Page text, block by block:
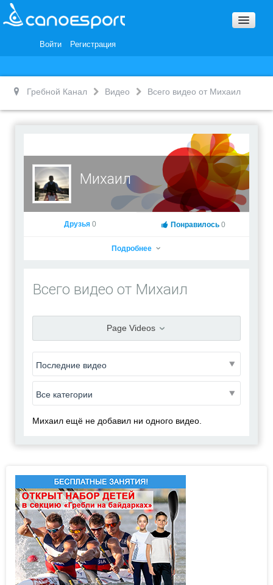
Войти Регистрация
Награды и Благодарности
Гребной Канал Видео Всего видео от Михаил
Михаил
Михаил
Перейти в профиль
Фото
Друзья 0 Понравилось 0
Подробнее
Всего видео от Михаил
Page Videos
Михаил ещё не добавил ни одного видео.